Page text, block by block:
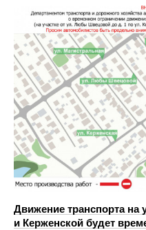
Движение транспорта на
и Керженской будет